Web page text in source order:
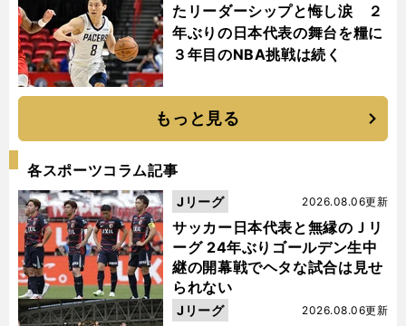
たリーダーシップと悔し涙 ２
年ぶりの日本代表の舞台を糧に
３年目のNBA挑戦は続く
もっと見る
各スポーツコラム記事
サッカー日本代表と無縁のＪリ
ーグ 24年ぶりゴールデン生中
継の開幕戦でヘタな試合は見せ
られない
2026.08.06更新
Jリーグ
2026.08.06更新
Jリーグ